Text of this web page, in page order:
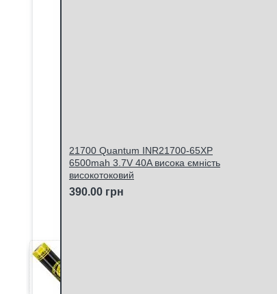
21700 Quantum INR21700-65XP
6500mah 3.7V 40A висока ємність
високотоковий
390.00 грн